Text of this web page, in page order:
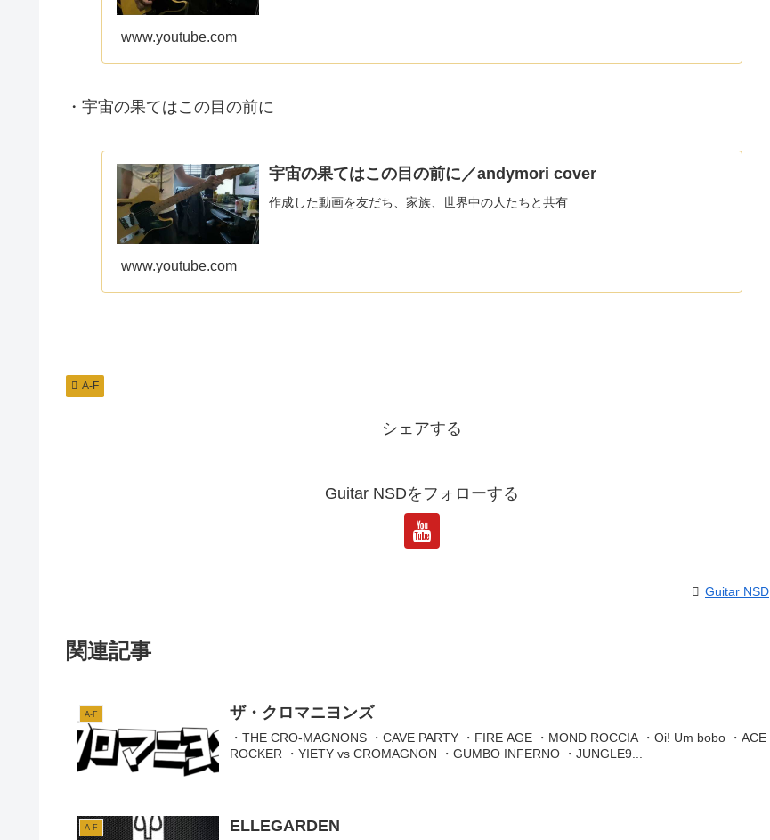
www.youtube.com
・宇宙の果てはこの目の前に
宇宙の果てはこの目の前に／andymori cover
作成した動画を友だち、家族、世界中の人たちと共有
www.youtube.com
A-F
シェアする
Guitar NSDをフォローする
Guitar NSD
関連記事
A-F ザ・クロマニヨンズ
・THE CRO-MAGNONS ・CAVE PARTY ・FIRE AGE ・MOND ROCCIA ・Oi! Um bobo ・ACE
ROCKER ・YIETY vs CROMAGNON ・GUMBO INFERNO ・JUNGLE9...
A-F ELLEGARDEN